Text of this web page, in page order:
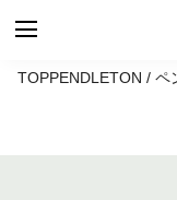
TOPPENDLETON / ペ